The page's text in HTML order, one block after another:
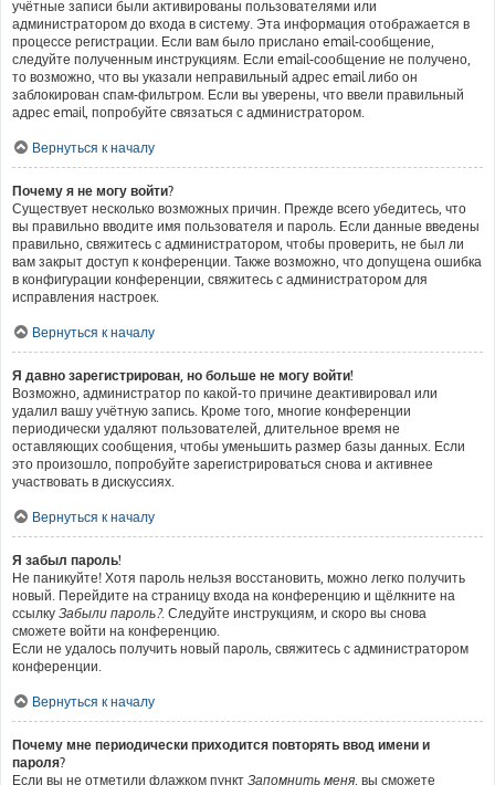
учётные записи были активированы пользователями или
администратором до входа в систему. Эта информация отображается в
процессе регистрации. Если вам было прислано email-сообщение,
следуйте полученным инструкциям. Если email-сообщение не получено,
то возможно, что вы указали неправильный адрес email либо он
заблокирован спам-фильтром. Если вы уверены, что ввели правильный
адрес email, попробуйте связаться с администратором.
Вернуться к началу
Почему я не могу войти?
Существует несколько возможных причин. Прежде всего убедитесь, что
вы правильно вводите имя пользователя и пароль. Если данные введены
правильно, свяжитесь с администратором, чтобы проверить, не был ли
вам закрыт доступ к конференции. Также возможно, что допущена ошибка
в конфигурации конференции, свяжитесь с администратором для
исправления настроек.
Вернуться к началу
Я давно зарегистрирован, но больше не могу войти!
Возможно, администратор по какой-то причине деактивировал или
удалил вашу учётную запись. Кроме того, многие конференции
периодически удаляют пользователей, длительное время не
оставляющих сообщения, чтобы уменьшить размер базы данных. Если
это произошло, попробуйте зарегистрироваться снова и активнее
участвовать в дискуссиях.
Вернуться к началу
Я забыл пароль!
Не паникуйте! Хотя пароль нельзя восстановить, можно легко получить
новый. Перейдите на страницу входа на конференцию и щёлкните на
ссылку Забыли пароль?. Следуйте инструкциям, и скоро вы снова
сможете войти на конференцию.
Если не удалось получить новый пароль, свяжитесь с администратором
конференции.
Вернуться к началу
Почему мне периодически приходится повторять ввод имени и
пароля?
Если вы не отметили флажком пункт Запомнить меня, вы сможете